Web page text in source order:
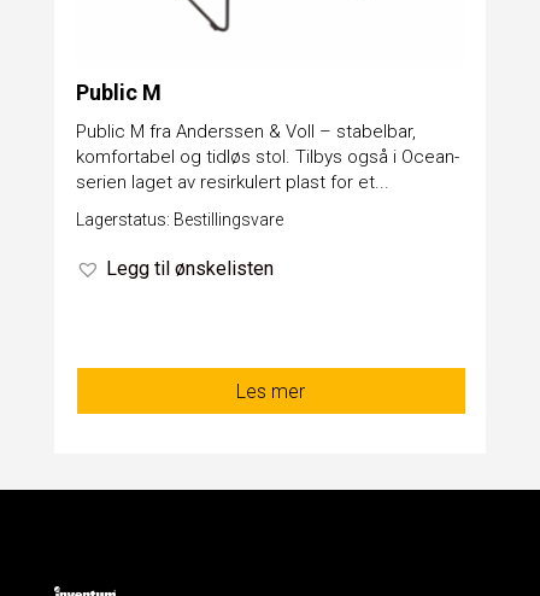
Public M
Public M fra Anderssen & Voll – stabelbar,
komfortabel og tidløs stol. Tilbys også i Ocean-
serien laget av resirkulert plast for et...
Lagerstatus: Bestillingsvare
Legg til ønskelisten
Les mer